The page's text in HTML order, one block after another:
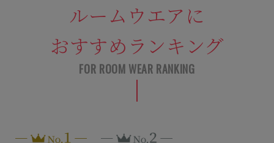
ルームウエアに
おすすめランキング